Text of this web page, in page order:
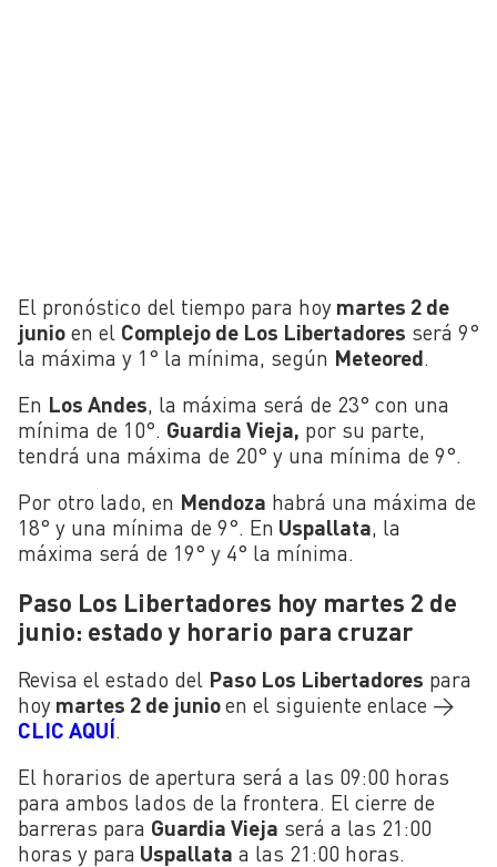
El pronóstico del tiempo para hoy martes 2 de
junio en el Complejo de Los Libertadores será 9°
la máxima y 1° la mínima, según Meteored.
En Los Andes, la máxima será de 23° con una
mínima de 10°. Guardia Vieja, por su parte,
tendrá una máxima de 20° y una mínima de 9°.
Por otro lado, en Mendoza habrá una máxima de
18° y una mínima de 9°. En Uspallata, la
máxima será de 19° y 4° la mínima.
Paso Los Libertadores hoy martes 2 de
junio: estado y horario para cruzar
Revisa el estado del Paso Los Libertadores para
hoy martes 2 de junioen el siguiente enlace →
CLIC AQUÍ.
El horarios de apertura será a las 09:00 horas
para ambos lados de la frontera. El cierre de
barreras para Guardia Vieja será a las 21:00
horas y para Uspallata a las 21:00 horas.